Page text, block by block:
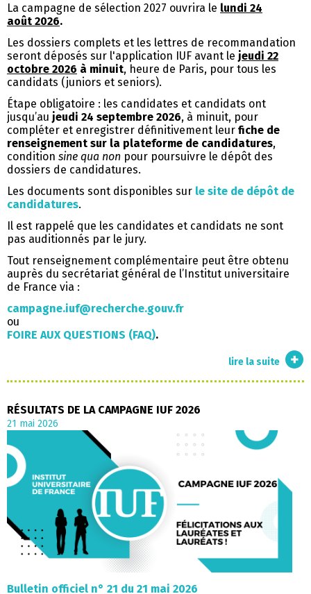
La campagne de sélection 2027 ouvrira le lundi 24
août 2026.
Les dossiers complets et les lettres de recommandation
seront déposés sur l'application IUF avant le jeudi 22
octobre 2026 à minuit, heure de Paris, pour tous les
candidats (juniors et seniors).
Étape obligatoire : les candidates et candidats ont
jusqu’au jeudi 24 septembre 2026, à minuit, pour
compléter et enregistrer définitivement leur fiche de
renseignement sur la plateforme de candidatures,
condition sine qua non pour poursuivre le dépôt des
dossiers de candidatures.
Les documents sont disponibles sur le site de dépôt de
candidatures.
Il est rappelé que les candidates et candidats ne sont
pas auditionnés par le jury.
Tout renseignement complémentaire peut être obtenu
auprès du secrétariat général de l’Institut universitaire
de France via :
campagne.iuf@recherche.gouv.fr
ou
FOIRE AUX QUESTIONS (FAQ).
lire la suite
iuf
juniors
RÉSULTATS DE LA CAMPAGNE IUF 2026
21 mai 2026
Bulletin officiel n° 21 du 21 mai 2026